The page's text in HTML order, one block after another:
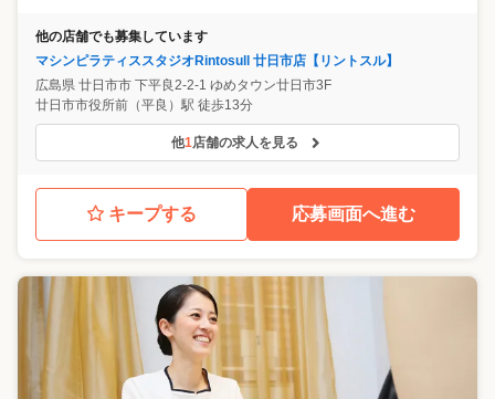
他の店舗でも募集しています
マシンピラティススタジオRintosull 廿日市店【リントスル】
広島県 廿日市市 下平良2-2-1 ゆめタウン廿日市3F
廿日市市役所前（平良）駅 徒歩13分
他1店舗の求人を見る
キープする 応募画面へ進む